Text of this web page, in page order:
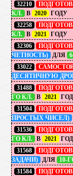
32210
КЛ.
В 2020 ГОДУ
32258
КЛ.
В 2021 ГОДУ
32306
ЧЕТНОСТЬ) ДЛЯ
33022
ДЕСЯТИЧНУЮ
31488
ГО КЛ.
В 2021
31504
ПРОСТЫХ ЧИСЕЛ)
31536
ГО КЛ.
В 2021
31568
ЗАДАЧИ) ДЛЯ 10-
31584